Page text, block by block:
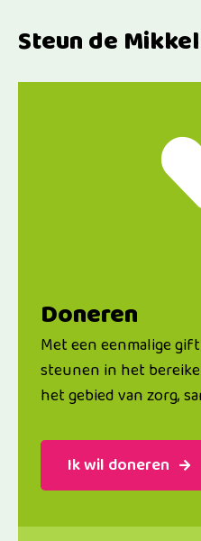
Steun de
Doneren
Met een eenmalige
steunen in het
het gebied van zorg,
Ik wil doneren